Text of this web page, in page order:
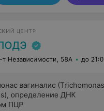
ЦЕНТР
Независимости, 58А до
вагиналис (Trichomonas
определение ДНК
ПЦР